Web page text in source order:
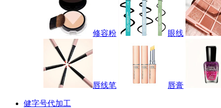
修容粉 眼线
唇线笔 唇膏
健字号代加工